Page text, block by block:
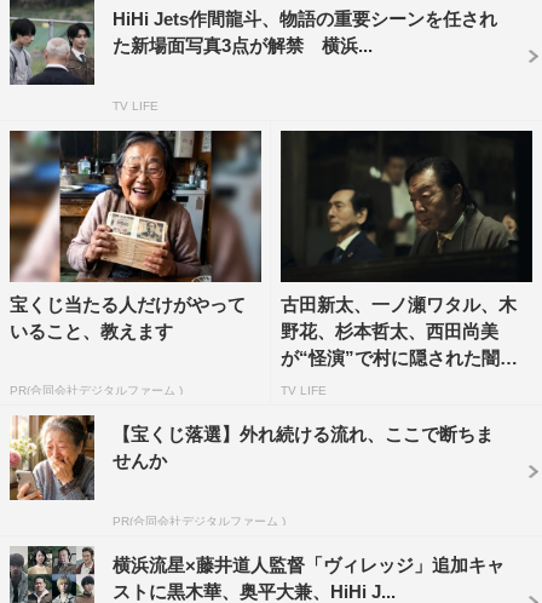
れ、唯一の希望を守っていく決意を表すかのような笑顔を
見せる優だったが、ゴミ処理施設で働く奥平大兼演じる龍
太の「この村やばすぎでしょ…」という言葉とともに次々
「積み上げてきたものが全部なくなるんだよ、分かる
な？」そうつぶやく古田演じる村長・修作の言葉の先に映
し出された優の表情には、振り払えない闇がまとわりつい
ているかのようにも感じ取れる。彼を待ち受ける運命、村
の光と闇とは何なのか。炎に包まれ、一筋の涙を流す男は
誰か。村に隠された「やばすぎ」な秘密とは。そして、予
告編のイメージを決定づける同じ面をつけた集団は一体何
を意味しているのか。
さらに作間龍斗演じる美咲の弟・恵一の思いつめた様子、
中村獅童演じる刑事・光吉が捕らえるのは…。暴れる透
と謎が深まる予告映像が完成した。
HiHi Jets作間龍斗、物語の重要シーンを任され
た新場面写真3点が解禁 横浜...
TV LIFE
宝くじ当たる人だけがやって
いること、教えます
PR(合同会社デジタルファーム )
古田新太、一ノ瀬ワタル、木
野花、杉本哲太、西田尚美
が“怪演”で村に隠された闇を
体...
TV LIFE
【宝くじ落選】外れ続ける流れ、ここで断ちま
せんか
PR(合同会社デジタルファーム )
横浜流星×藤井道人監督「ヴィレッジ」追加キャ
ストに黒木華、奥平大兼、HiHi J...